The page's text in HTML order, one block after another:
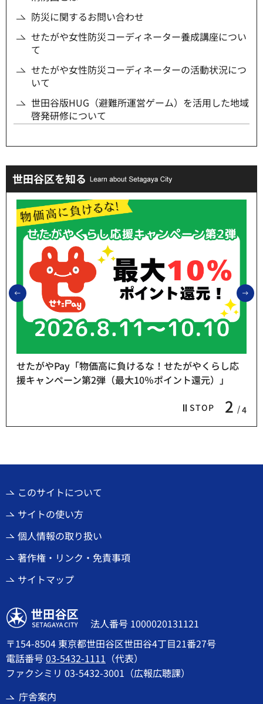
防災に関するお問い合わせ
せたがや女性防災コーディネーター養成講座につい
て
せたがや女性防災コーディネーターの活動状況につ
いて
世田谷版HUG（避難所運営ゲーム）を活用した地域
啓発研修について
世田谷区を知る
前のスライドを表示
STOP 2 4
せたがやPay「物価高に負けるな！せたがやくらし応
援キャンペーン第2弾（最大10％ポイント還元）」
このサイトについて
サイトの使い方
個人情報の取り扱い
著作権・リンク・免責事項
サイトマップ
世田谷区
法人番号 1000020131121
〒154-8504 東京都世田谷区世田谷4丁目21番27号
電話番号03-5432-1111 （代表）
ファクシミリ 03-5432-3001（広報広聴課）
庁舎案内